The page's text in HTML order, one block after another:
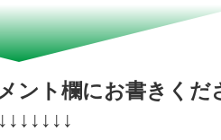
ント欄にお書きくだ